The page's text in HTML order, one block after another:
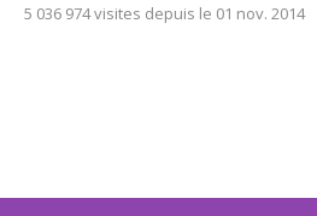
5 036 974 visites depuis le 01 nov. 2014